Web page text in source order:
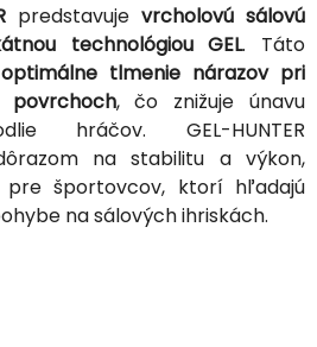
predstavuje vrcholovú sálovú
technológiou GEL. Táto
optimálne tlmenie nárazov pri
, čo znižuje únavu
hráčov. GEL-HUNTER
na stabilitu a výkon,
športovcov, ktorí hľadajú
na sálových ihriskách.